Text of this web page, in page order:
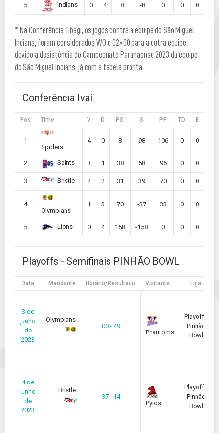
5 Indians 0 4 8 -8 0 0 0
* Na Conferência Tibagi, os jogos contra a equipe do São Miguel
Indians, foram considerados WO e 02×00 para a outra equipe,
devido a desistência do Campeonato Paranaense 2023 da equipe
do São Miguel Indians, já com a tabela pronta.
Conferência Ivaí
Pos Time V D PS S PF TD E
1
Spiders
4 0 8 98 106 0 0
2 Saints 3 1 38 58 96 0 0
3 Bristle 2 2 31 39 70 0 0
4
Olympians
1 3 70 -37 33 0 0
5 Lions 0 4 158 -158 0 0 0
Playoffs - Semifinais PINHÃO BOWL
Data Mandante Horário/Resultado Visitante Liga
3 de
junho
de
2023
Olympians
00 - 49
Phantoms
Playoffs
Pinhão
Bowl
4 de
junho
de
2023
Bristle
37 - 14
Pyros
Playoffs
Pinhão
Bowl